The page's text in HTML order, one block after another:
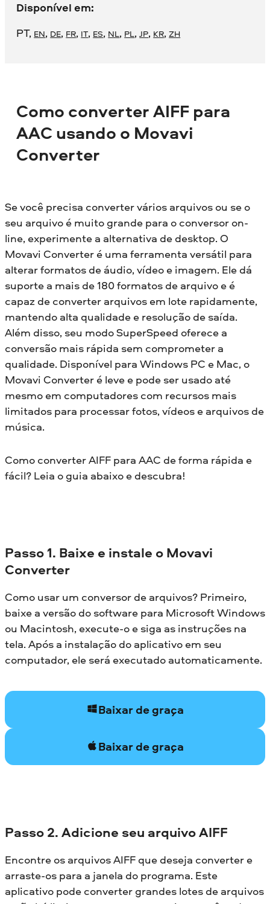
Disponível em:
PT, EN, DE, FR, IT, ES, NL, PL,JP, KR,ZH
Como converter AIFF para
AAC usando o Movavi
Converter
Se você precisa converter vários arquivos ou se o
seu arquivo é muito grande para o conversor on-
line, experimente a alternativa de desktop. O
Movavi Converter é uma ferramenta versátil para
alterar formatos de áudio, vídeo e imagem. Ele dá
suporte a mais de 180 formatos de arquivo e é
capaz de converter arquivos em lote rapidamente,
mantendo alta qualidade e resolução de saída.
Além disso, seu modo SuperSpeed oferece a
conversão mais rápida sem comprometer a
qualidade. Disponível para Windows PC e Mac, o
Movavi Converter é leve e pode ser usado até
mesmo em computadores com recursos mais
limitados para processar fotos, vídeos e arquivos de
música.
Como converter AIFF para AAC de forma rápida e
fácil? Leia o guia abaixo e descubra!
Passo 1. Baixe e instale o Movavi
Converter
Como usar um conversor de arquivos? Primeiro,
baixe a versão do software para Microsoft Windows
ou Macintosh, execute-o e siga as instruções na
tela. Após a instalação do aplicativo em seu
computador, ele será executado automaticamente.
Baixar de graça
Baixar de graça
Passo 2. Adicione seu arquivo AIFF
Encontre os arquivos AIFF que deseja converter e
arraste-os para a janela do programa. Este
aplicativo pode converter grandes lotes de arquivos